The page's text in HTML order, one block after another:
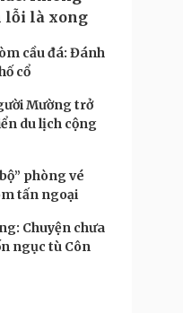
lỗi là xong
cầu đá: Đánh
cổ
Mường trở
du lịch cộng
phòng vé
tấn ngoại
Chuyện chưa
ngục tù Côn